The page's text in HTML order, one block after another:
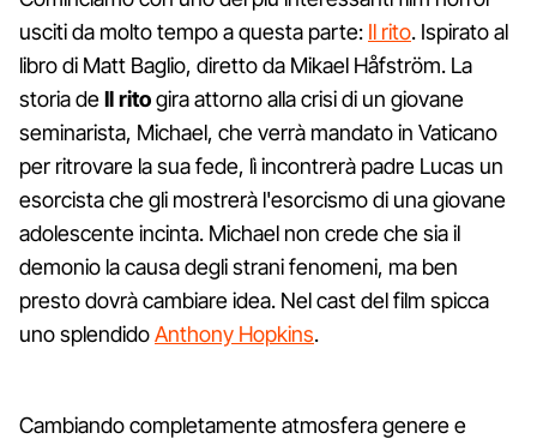
usciti da molto tempo a questa parte: Il rito. Ispirato al
libro di Matt Baglio, diretto da Mikael Håfström. La
storia deIl ritogira attorno alla crisi di un giovane
seminarista, Michael, che verrà mandato in Vaticano
per ritrovare la sua fede, lì incontrerà padre Lucas un
esorcista che gli mostrerà l'esorcismo di una giovane
adolescente incinta. Michael non crede che sia il
demonio la causa degli strani fenomeni, ma ben
presto dovrà cambiare idea. Nel cast del film spicca
uno splendidoAnthony Hopkins.
Cambiando completamente atmosfera genere e